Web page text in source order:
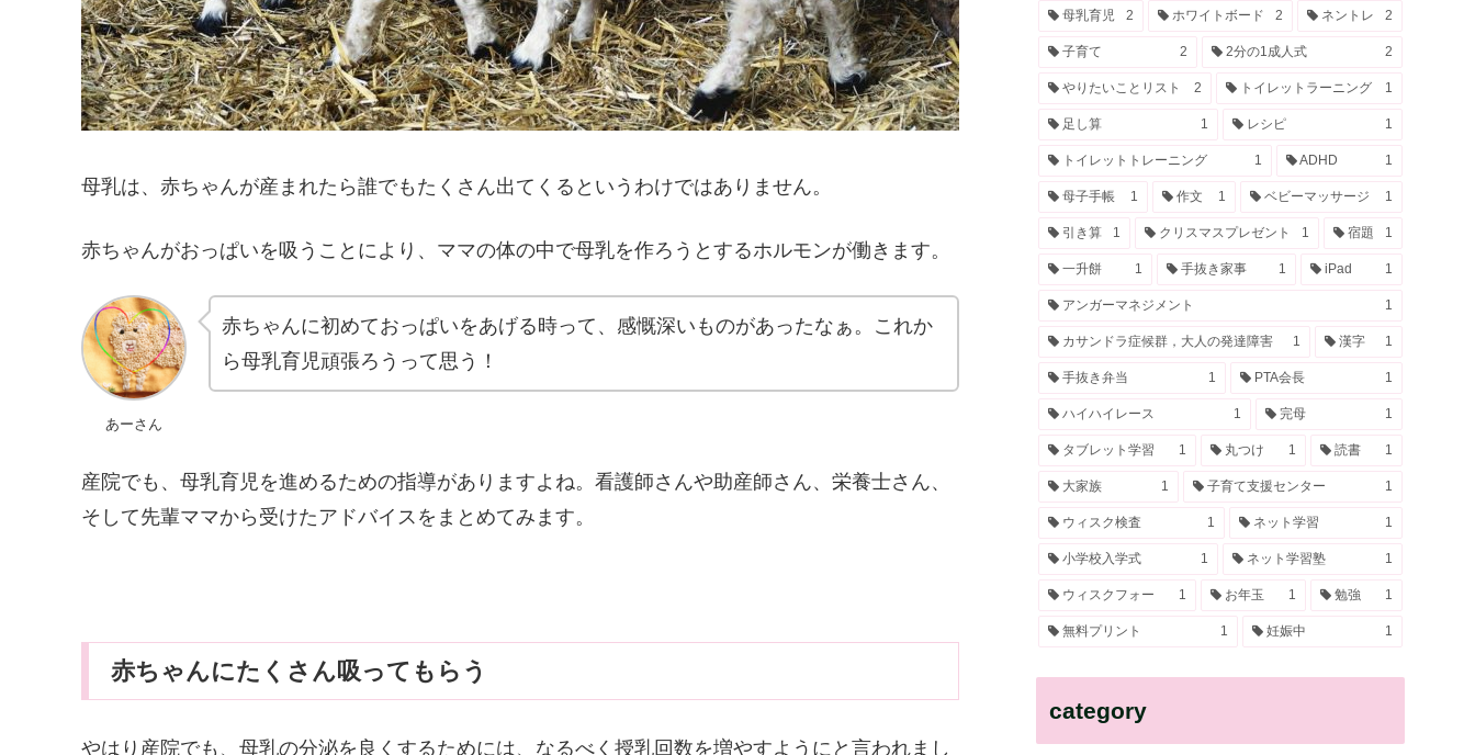
母乳は、赤ちゃんが産まれたら誰でもたくさん出てくるというわけではありません。
赤ちゃんがおっぱいを吸うことにより、ママの体の中で母乳を作ろうとするホルモンが働きます。
あーさん
赤ちゃんに初めておっぱいをあげる時って、感慨深いものがあったなぁ。これか
ら母乳育児頑張ろうって思う！
産院でも、母乳育児を進めるための指導がありますよね。看護師さんや助産師さん、栄養士さん、
そして先輩ママから受けたアドバイスをまとめてみます。
赤ちゃんにたくさん吸ってもらう
やはり産院でも、母乳の分泌を良くするためには、なるべく授乳回数を増やすようにと言われまし
母乳育児 2 ホワイトボード 2 ネントレ 2
子育て 2 2分の1成人式 2
やりたいことリスト 2 トイレットラーニング 1
足し算 1 レシピ 1
トイレットトレーニング 1 ADHD 1
母子手帳 1 作文 1 ベビーマッサージ 1
引き算 1 クリスマスプレゼント 1 宿題 1
一升餅 1 手抜き家事 1 iPad 1
アンガーマネジメント 1
カサンドラ症候群，大人の発達障害 1 漢字 1
手抜き弁当 1 PTA会長 1
ハイハイレース 1 完母 1
タブレット学習 1 丸つけ 1 読書 1
大家族 1 子育て支援センター 1
ウィスク検査 1 ネット学習 1
小学校入学式 1 ネット学習塾 1
ウィスクフォー 1 お年玉 1 勉強 1
無料プリント 1 妊娠中 1
category